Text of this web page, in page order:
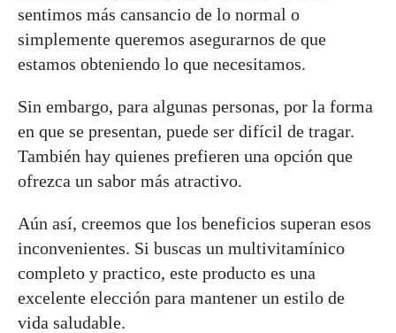
sentimos más cansancio de lo normal o
simplemente queremos asegurarnos de que
estamos obteniendo lo que necesitamos.
Sin embargo, para algunas personas, por la forma
en que se presentan, puede ser difícil de tragar.
También hay quienes prefieren una opción que
ofrezca un sabor más atractivo.
Aún así, creemos que los beneficios superan esos
inconvenientes. Si buscas un multivitamínico
completo y practico, este producto es una
excelente elección para mantener un estilo de
vida saludable.